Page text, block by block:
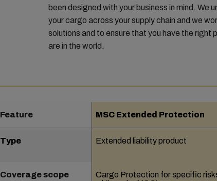
been designed with your business in mind.
your cargo across your supply chain and we
solutions and to ensure that you have the
are in the world.
Feature MSC Extended Protection
Type Extended liability product
Coverage scope
Cargo Protection for specific